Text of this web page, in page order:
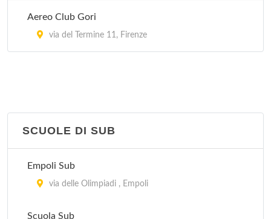
Aereo Club Gori
via del Termine 11, Firenze
SCUOLE DI SUB
Empoli Sub
via delle Olimpiadi , Empoli
Scuola Sub